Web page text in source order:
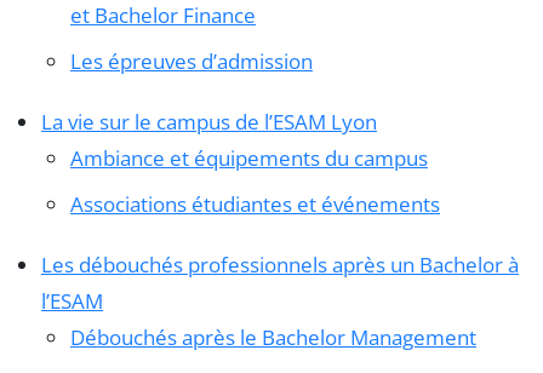
et Bachelor Finance
Les épreuves d’admission
La vie sur le campus de l’ESAM Lyon
Ambiance et équipements du campus
Associations étudiantes et événements
Les débouchés professionnels après un Bachelor à
l’ESAM
Débouchés après le Bachelor Management